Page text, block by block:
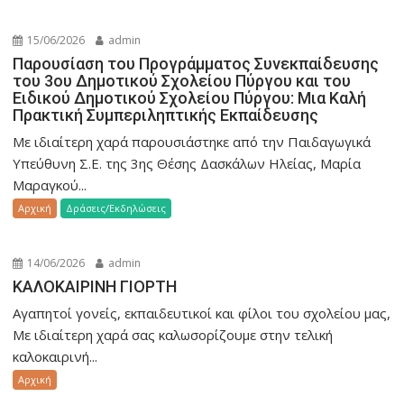
15/06/2026 admin
Παρουσίαση του Προγράμματος Συνεκπαίδευσης
του 3ου Δημοτικού Σχολείου Πύργου και του
Ειδικού Δημοτικού Σχολείου Πύργου: Μια Καλή
Πρακτική Συμπεριληπτικής Εκπαίδευσης
Με ιδιαίτερη χαρά παρουσιάστηκε από την Παιδαγωγικά
Υπεύθυνη Σ.Ε. της 3ης Θέσης Δασκάλων Ηλείας, Μαρία
Μαραγκού...
Aρχική Δράσεις/Εκδηλώσεις
14/06/2026 admin
ΚΑΛΟΚΑΙΡΙΝΗ ΓΙΟΡΤΗ
Αγαπητοί γονείς, εκπαιδευτικοί και φίλοι του σχολείου μας,
Με ιδιαίτερη χαρά σας καλωσορίζουμε στην τελική
καλοκαιρινή...
Aρχική